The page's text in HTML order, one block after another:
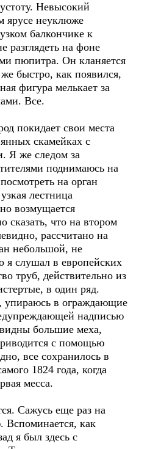
Невысокий
ярусе неуклюже
балкончике к
разглядеть на фоне
пюпитра. Он кланяется
быстро, как появился,
фигура мелькает за
Все.
покидает свои места
скамейках с
Я же следом за
поднимаюсь на
на орган
лестница
возмущается
сказать, что на втором
рассчитано на
небольшой, не
я слушал в европейских
труб, действительно из
в один ряд.
упираюсь в ограждающие
надписью
большие меха,
с помощью
все сохранилось в
1824 года, когда
месса.
Сажусь еще раз на
как
я был здесь с